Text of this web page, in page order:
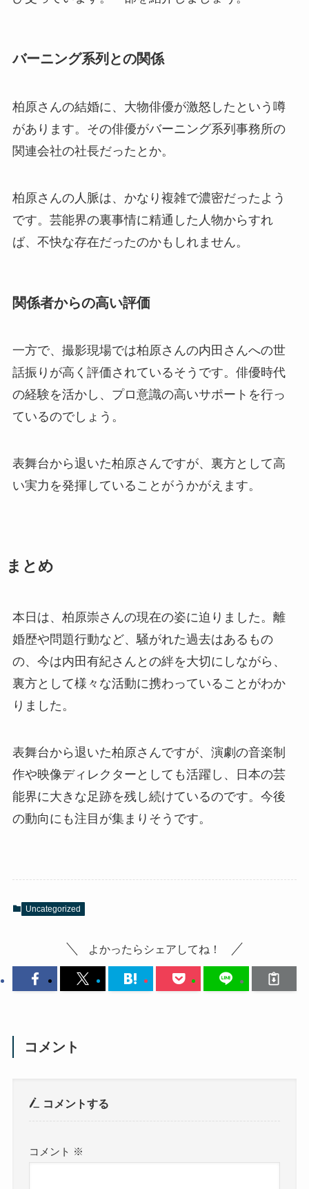
バーニング系列との関係
柏原さんの結婚に、大物俳優が激怒したという噂
があります。その俳優がバーニング系列事務所の
関連会社の社長だったとか。
柏原さんの人脈は、かなり複雑で濃密だったよう
です。芸能界の裏事情に精通した人物からすれ
ば、不快な存在だったのかもしれません。
関係者からの高い評価
一方で、撮影現場では柏原さんの内田さんへの世
話振りが高く評価されているそうです。俳優時代
の経験を活かし、プロ意識の高いサポートを行っ
ているのでしょう。
表舞台から退いた柏原さんですが、裏方として高
い実力を発揮していることがうかがえます。
まとめ
本日は、柏原崇さんの現在の姿に迫りました。離
婚歴や問題行動など、騒がれた過去はあるもの
の、今は内田有紀さんとの絆を大切にしながら、
裏方として様々な活動に携わっていることがわか
りました。
表舞台から退いた柏原さんですが、演劇の音楽制
作や映像ディレクターとしても活躍し、日本の芸
能界に大きな足跡を残し続けているのです。今後
の動向にも注目が集まりそうです。
Uncategorized
よかったらシェアしてね！
コメント
コメントする
コメント ※